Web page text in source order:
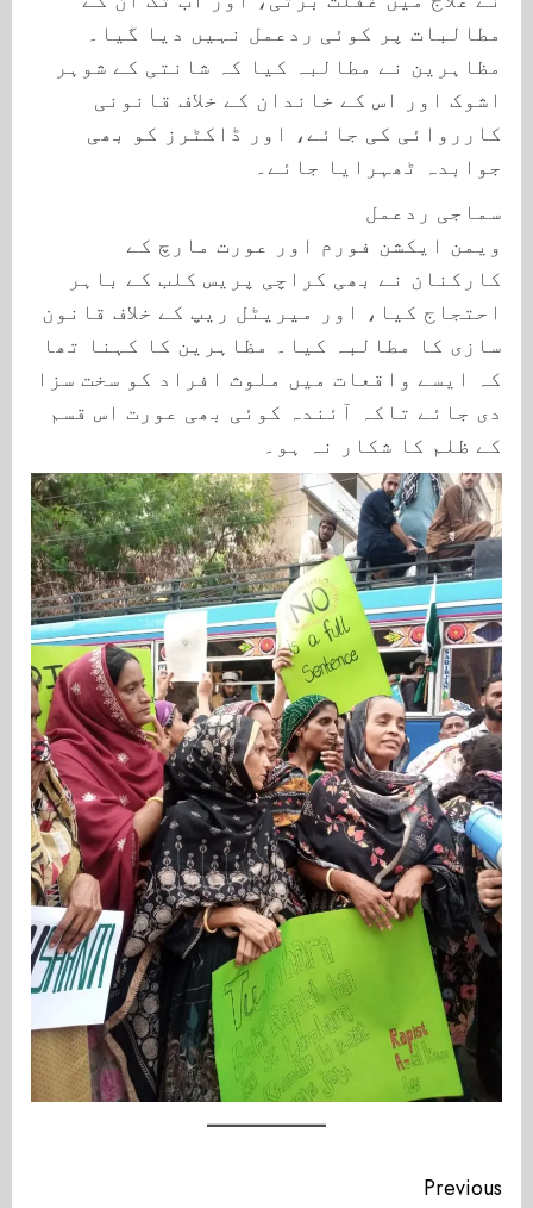
مطالبات پر کوئی ردعمل نہیں دیا گیا۔
مظاہرین نے مطالبہ کیا کہ شانتی کے شوہر
اشوک اور اس کے خاندان کے خلاف قانونی
کارروائی کی جائے، اور ڈاکٹرز کو بھی
جوابدہ ٹھہرایا جائے۔
سماجی ردعمل
ویمن ایکشن فورم اور عورت مارچ کے
کارکنان نے بھی کراچی پریس کلب کے باہر
احتجاج کیا، اور میریٹل ریپ کے خلاف قانون
سازی کا مطالبہ کیا۔ مظاہرین کا کہنا تھا
کہ ایسے واقعات میں ملوث افراد کو سخت سزا
دی جائے تاکہ آئندہ کوئی بھی عورت اس قسم
کے ظلم کا شکار نہ ہو۔
Continue
Previous